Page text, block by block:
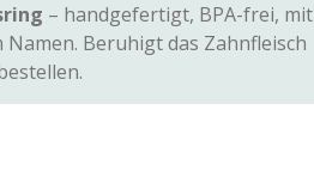
– handgefertigt, BPA-frei, mit
Beruhigt das Zahnfleisch